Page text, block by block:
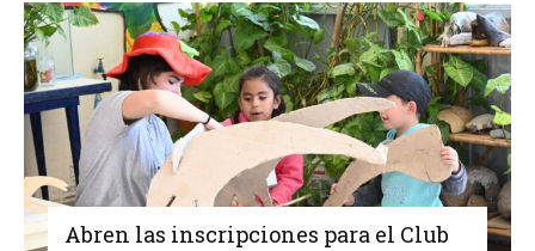
Abren las inscripciones para el Club